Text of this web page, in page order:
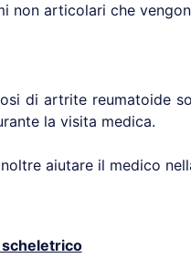
non articolari che
di artrite reumatoide
la visita medica.
aiutare il medico